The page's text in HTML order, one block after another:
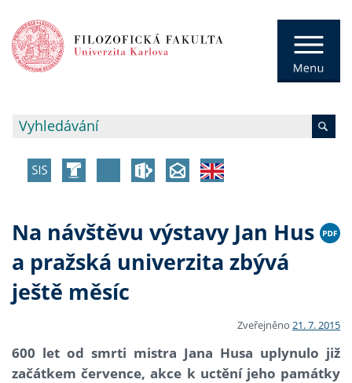
Na návštěvu výstavy Jan Hus
a pražská univerzita zbývá
ještě měsíc
Zveřejněno 21. 7. 2015
600 let od smrti mistra Jana Husa uplynulo již
začátkem července, akce k uctění jeho památky